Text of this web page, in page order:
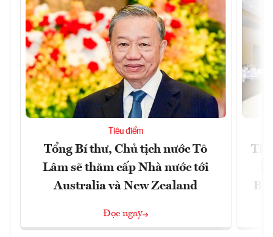
Tiêu điểm
Tổng Bí thư, Chủ tịch nước Tô
Lâm sẽ thăm cấp Nhà nước tới
Australia và New Zealand
Đọc ngay